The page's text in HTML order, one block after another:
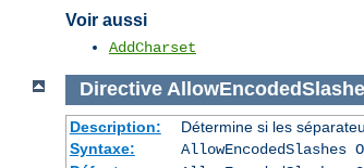
Voir aussi
AddCharset
Directive
Description:
Détermine si les
Syntaxe:
AllowEncodedSlashes